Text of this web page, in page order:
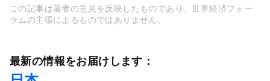
この記事は著者の意見を反映したものであり、世界経済フォー
ラムの主張によるものではありません。
最新の情報をお届けします：